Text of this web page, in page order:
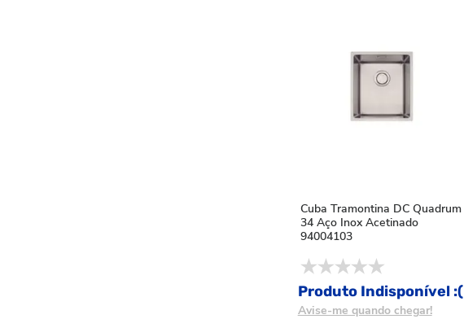
Cuba Tramontina DC Quadrum
34 Aço Inox Acetinado
94004103
Produto Indisponível :(
Avise-me quando chegar!